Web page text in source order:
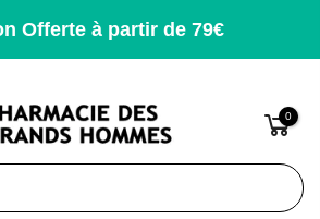
Offerte à partir de 79€
0